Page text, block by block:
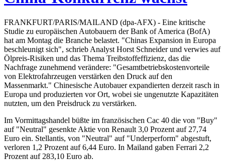
FRANKFURT/PARIS/MAILAND (dpa-AFX) - Eine kritische
Studie zu europäischen Autobauern der Bank of America (BofA)
hat am Montag die Branche belastet. "Chinas Expansion in Europa
beschleunigt sich", schrieb Analyst Horst Schneider und verwies auf
Ölpreis-Risiken und das Thema Treibstoffeffizienz, das die
Nachfrage zunehmend verändere: "Gesamtbetriebskostenvorteile
von Elektrofahrzeugen verstärken den Druck auf den
Massenmarkt." Chinesische Autobauer expandierten derzeit rasch in
Europa und produzierten vor Ort, wobei sie ungenutzte Kapazitäten
nutzten, um den Preisdruck zu verstärken.
Im Vormittagshandel büßte im französischen Cac 40 die von "Buy"
auf "Neutral" gesenkte Aktie von Renault 3,0 Prozent auf 27,74
Euro ein. Stellantis, von "Neutral" auf "Underperform" abgestuft,
verloren 1,2 Prozent auf 6,44 Euro. In Mailand gaben Ferrari 2,2
Prozent auf 283,10 Euro ab.